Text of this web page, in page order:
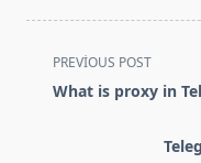
<span
class="nav-
PREVIOUS POST
What is proxy in